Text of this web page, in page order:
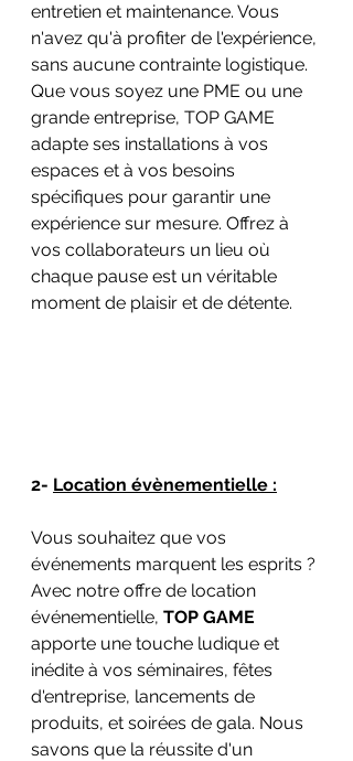
entretien et maintenance. Vous
n'avez qu'à profiter de l'expérience,
sans aucune contrainte logistique.
Que vous soyez une PME ou une
grande entreprise, TOP GAME
adapte ses installations à vos
espaces et à vos besoins
spécifiques pour garantir une
expérience sur mesure. Offrez à
vos collaborateurs un lieu où
chaque pause est un véritable
moment de plaisir et de détente.
2- Location évènementielle :
Vous souhaitez que vos
événements marquent les esprits ?
Avec notre offre de location
événementielle, TOP GAME
apporte une touche ludique et
inédite à vos séminaires, fêtes
d'entreprise, lancements de
produits, et soirées de gala. Nous
savons que la réussite d'un